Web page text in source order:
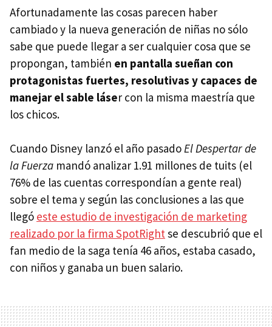
Afortunadamente las cosas parecen haber
cambiado y la nueva generación de niñas no sólo
sabe que puede llegar a ser cualquier cosa que se
propongan, también en pantalla sueñan con
protagonistas fuertes, resolutivas y capaces de
manejar el sable láser con la misma maestría que
los chicos.
Cuando Disney lanzó el año pasadoEl Despertar de
la Fuerza mandó analizar 1.91 millones de tuits (el
76% de las cuentas correspondían a gente real)
sobre el tema y según las conclusiones a las que
llegó este estudio de investigación de marketing
realizado por la firma SpotRightse descubrió que el
fan medio de la saga tenía 46 años, estaba casado,
con niños y ganaba un buen salario.